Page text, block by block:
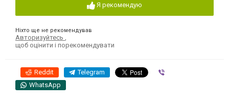
Я рекомендую
Ніхто ще не рекомендував
Авторизуйтесь
щоб оцінити і порекомендувати
Reddit Telegram
WhatsApp